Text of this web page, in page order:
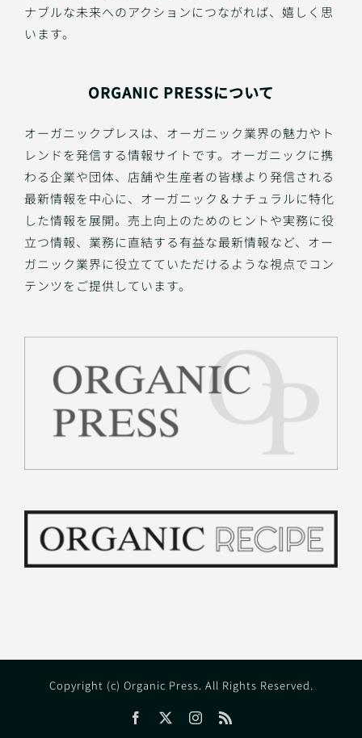
ナブルな未来へのアクションにつながれば、嬉しく思
います。
ORGANIC PRESSについて
オーガニックプレスは、オーガニック業界の魅力やト
レンドを発信する情報サイトです。オーガニックに携
わる企業や団体、店舗や生産者の皆様より発信される
最新情報を中心に、オーガニック＆ナチュラルに特化
した情報を展開。売上向上のためのヒントや実務に役
立つ情報、業務に直結する有益な最新情報など、オー
ガニック業界に役立てていただけるような視点でコン
テンツをご提供しています。
Copyright (c) Organic Press. All Rights Reserved.
Facebook Instagram